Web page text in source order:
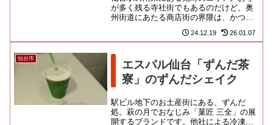
が多く残る寺社街でもあるのだけど、奥
州街道にあたる商店街の界隈は、かつて
麹を独占的に販売する権利を与えられて
いた ”麹の街” でもあるん...
24.12.19 26.01.07
仙台市
エスパル仙台「ずんだ茶
寮」のずんだシェイク
駅ビル地下のお土産街にある、ずんだ
処。萩の月でおなじみ「菓匠 三全」の展
開するブランドです。他社による冷凍餅